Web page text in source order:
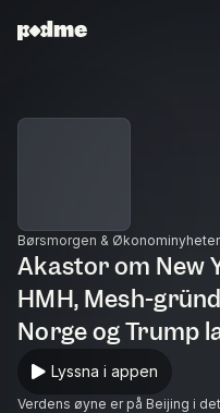
Børsmorgen &
Akastor om New
HMH, Mesh-
Norge og Trump
Lyssna i appen
Verdens øyne er på Beijing i